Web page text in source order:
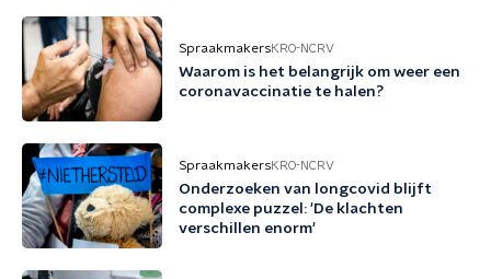
SpraakmakersKRO-NCRV
Waarom is het belangrijk om weer een
coronavaccinatie te halen?
SpraakmakersKRO-NCRV
Onderzoeken van longcovid blijft
complexe puzzel: 'De klachten
verschillen enorm'